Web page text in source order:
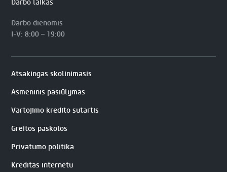
Darbo laikas
Darbo dienomis
I-V: 8:00 – 19:00
Atsakingas skolinimasis
Asmeninis pasiūlymas
Vartojimo kredito sutartis
Greitos paskolos
Privatumo politika
Kreditas internetu